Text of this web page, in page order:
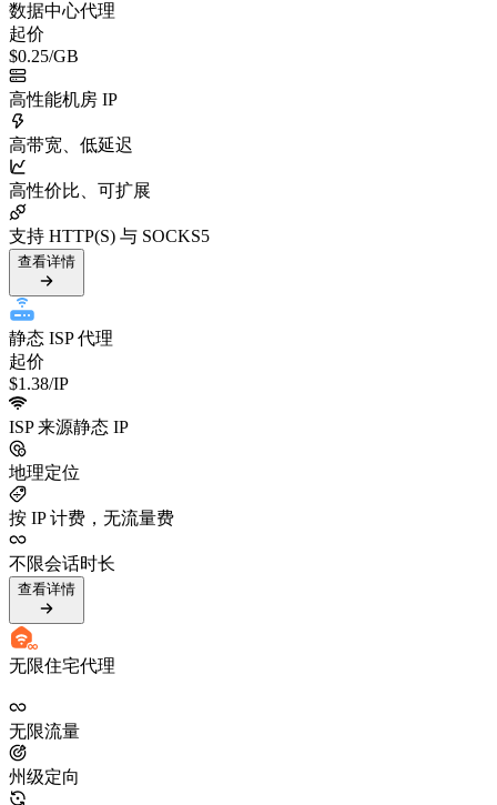
数据中心代理
起价
$0.25/GB
高性能机房 IP
高带宽、低延迟
高性价比、可扩展
支持 HTTP(S) 与 SOCKS5
查看详情
静态 ISP 代理
起价
$1.38/IP
ISP 来源静态 IP
地理定位
按 IP 计费，无流量费
不限会话时长
查看详情
无限住宅代理
无限流量
州级定向